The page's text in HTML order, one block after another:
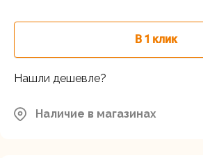
В 1 клик
Нашли дешевле?
Наличие в магазинах